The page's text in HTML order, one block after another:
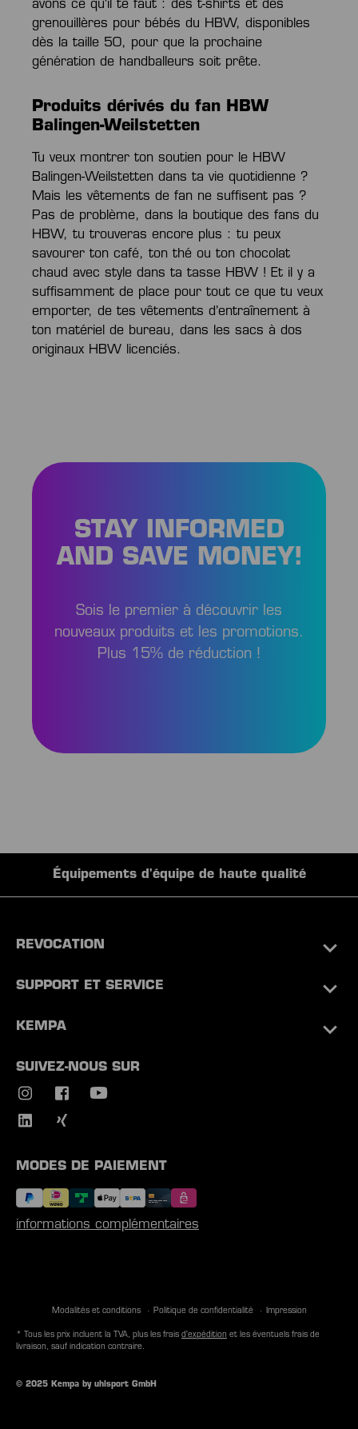
avons ce qu'il te faut : des t-shirts et des
grenouillères pour bébés du HBW, disponibles
dès la taille 50, pour que la prochaine
génération de handballeurs soit prête.
Produits dérivés du fan HBW
Balingen-Weilstetten
Tu veux montrer ton soutien pour le HBW
Balingen-Weilstetten dans ta vie quotidienne ?
Mais les vêtements de fan ne suffisent pas ?
Pas de problème, dans la boutique des fans du
HBW, tu trouveras encore plus : tu peux
savourer ton café, ton thé ou ton chocolat
chaud avec style dans ta tasse HBW ! Et il y a
suffisamment de place pour tout ce que tu veux
emporter, de tes vêtements d’entraînement à
ton matériel de bureau, dans les sacs à dos
originaux HBW licenciés.
STAY INFORMED
AND SAVE MONEY!
Sois le premier à découvrir les
nouveaux produits et les promotions.
Plus 15% de réduction !
Équipements d'équipe de haute qualité
REVOCATION
SUPPORT ET SERVICE
KEMPA
SUIVEZ-NOUS SUR
MODES DE PAIEMENT
informations complémentaires
Modalités et conditions Politique de confidentialité Impression
© 2025 Kempa by uhlsport GmbH
* Tous les prix incluent la TVA, plus les frais d'expédition et les éventuels frais de
livraison, sauf indication contraire.